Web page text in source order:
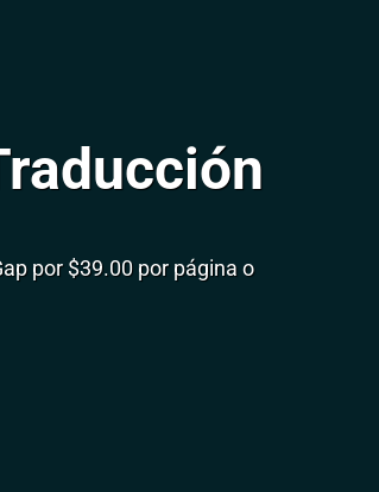
por $39.00 por página o